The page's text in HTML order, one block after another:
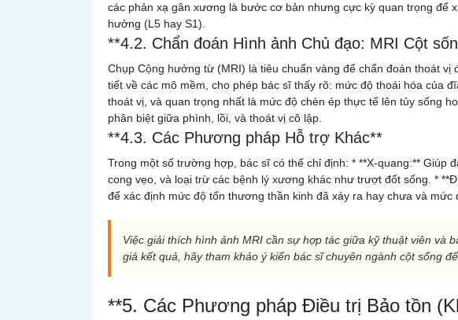
các phản xạ gân xương là bước cơ bản nhưng cực kỳ quan trọng để
hưởng (L5 hay S1).
**4.2. Chẩn đoán Hình ảnh Chủ đạo: MRI Cột
Chụp Cộng hưởng từ (MRI) là tiêu chuẩn vàng để chẩn đoán thoát vị
tiết về các mô mềm, cho phép bác sĩ thấy rõ: mức độ thoái hóa của
thoát vị, và quan trọng nhất là mức độ chèn ép thực tế lên tủy sống
phân biệt giữa phình, lồi, và thoát vị cô lập.
**4.3. Các Phương pháp Hỗ trợ Khác**
Trong một số trường hợp, bác sĩ có thể chỉ định: * **X-quang:** Giúp
cong vẹo, và loại trừ các bệnh lý xương khác như trượt đốt sống. *
để xác định mức độ tổn thương thần kinh đã xảy ra hay chưa và mức
Việc giải thích hình ảnh MRI cần sự hợp tác giữa kỹ thuật viên và
giá kết quả, hãy tham khảo ý kiến bác sĩ chuyên ngành cột sống
**5. Các Phương pháp Điều trị Bảo tồn